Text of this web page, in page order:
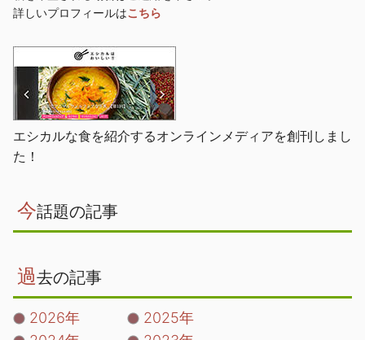
詳しいプロフィールはこちら
エシカルな食を紹介するオンラインメディアを創刊しまし
た！
今話題の記事
過去の記事
2026年
2025年